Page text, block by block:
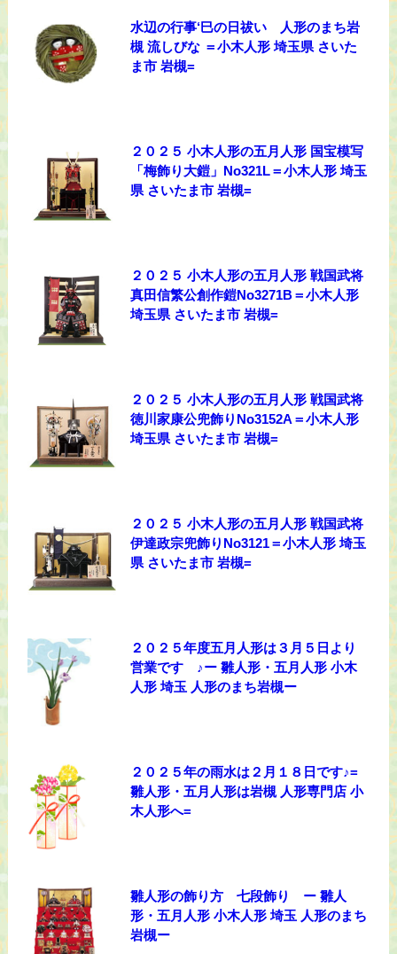
水辺の行事‘巳の日祓い 人形のまち岩
槻 流しびな ＝小木人形 埼玉県 さいた
ま市 岩槻=
２０２５ 小木人形の五月人形 国宝模写
「梅飾り大鎧」No321L＝小木人形 埼玉
県 さいたま市 岩槻=
２０２５ 小木人形の五月人形 戦国武将
真田信繁公創作鎧No3271B＝小木人形
埼玉県 さいたま市 岩槻=
２０２５ 小木人形の五月人形 戦国武将
徳川家康公兜飾りNo3152A＝小木人形
埼玉県 さいたま市 岩槻=
２０２５ 小木人形の五月人形 戦国武将
伊達政宗兜飾りNo3121＝小木人形 埼玉
県 さいたま市 岩槻=
２０２５年度五月人形は３月５日より
営業です ♪ー 雛人形・五月人形 小木
人形 埼玉 人形のまち岩槻ー
２０２５年の雨水は２月１８日です♪=
雛人形・五月人形は岩槻 人形専門店 小
木人形へ=
雛人形の飾り方 七段飾り ー 雛人
形・五月人形 小木人形 埼玉 人形のまち
岩槻ー